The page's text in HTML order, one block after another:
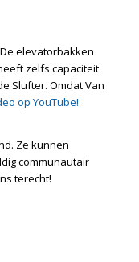
elevatorbakken
zelfs capaciteit
Slufter. Omdat Van
op YouTube!
Ze kunnen
communautair
terecht!